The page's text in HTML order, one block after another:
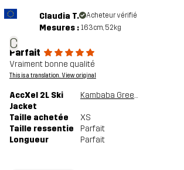
C
Claudia T. Acheteur vérifié
Mesures : 163cm, 52kg
Parfait
Vraiment bonne qualité
This is a translation. View original
AccXel 2L Ski
Jacket
Kambaba Green/Black
Taille achetée
XS
Taille ressentie
Parfait
Longueur
Parfait